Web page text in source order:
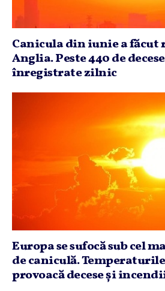
Canicula din iunie a făcut
Anglia. Peste 440 de
înregistrate zilnic
Europa se sufocă sub cel
de caniculă.
provoacă decese şi